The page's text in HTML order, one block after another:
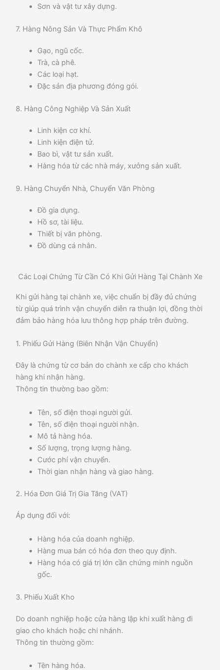
Sơn và vật tư xây dựng.
7. Hàng Nông Sản Và Thực Phẩm Khô
Gạo, ngũ cốc.
Trà, cà phê.
Các loại hạt.
Đặc sản địa phương đóng gói.
8. Hàng Công Nghiệp Và Sản Xuất
Linh kiện cơ khí.
Linh kiện điện tử.
Bao bì, vật tư sản xuất.
Hàng hóa từ các nhà máy, xưởng sản xuất.
9. Hàng Chuyển Nhà, Chuyển Văn Phòng
Đồ gia dụng.
Hồ sơ, tài liệu.
Thiết bị văn phòng.
Đồ dùng cá nhân.
Các Loại Chứng Từ Cần Có Khi Gửi Hàng Tại Chành Xe
Khi gửi hàng tại chành xe, việc chuẩn bị đầy đủ chứng
từ giúp quá trình vận chuyển diễn ra thuận lợi, đồng thời
đảm bảo hàng hóa lưu thông hợp pháp trên đường.
1. Phiếu Gửi Hàng (Biên Nhận Vận Chuyển)
Đây là chứng từ cơ bản do chành xe cấp cho khách
hàng khi nhận hàng.
Thông tin thường bao gồm:
Tên, số điện thoại người gửi.
Tên, số điện thoại người nhận.
Mô tả hàng hóa.
Số lượng, trọng lượng hàng.
Cước phí vận chuyển.
Thời gian nhận hàng và giao hàng.
2. Hóa Đơn Giá Trị Gia Tăng (VAT)
Áp dụng đối với:
Hàng hóa của doanh nghiệp.
Hàng mua bán có hóa đơn theo quy định.
Hàng hóa có giá trị lớn cần chứng minh nguồn
gốc.
3. Phiếu Xuất Kho
Do doanh nghiệp hoặc cửa hàng lập khi xuất hàng đi
giao cho khách hoặc chi nhánh.
Thông tin thường gồm:
Tên hàng hóa.